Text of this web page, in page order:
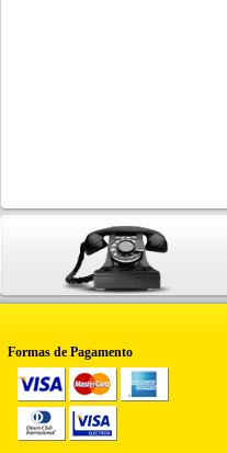
Formas de Pagamento